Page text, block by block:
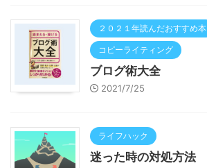
２０２１年読んだおすすめ本
コピーライティング
ブログ術大全
2021/7/25
ライフハック
迷った時の対処方法